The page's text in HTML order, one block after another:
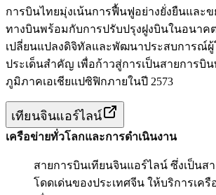
การบินไทยมุ่งเน้นการฟื้นฟูอย่างยั่งยืนและข
ทางบินพร้อมกับการปรับปรุงฝูงบินในอนาค
เปลี่ยนแปลงดิจิทัลและพัฒนาประสบการณ์ผู้
ประเด็นสำคัญ เพื่อก้าวสู่การเป็นสายการบิ
ภูมิภาคเอเชียแปซิฟิกภายในปี 2573
เทียนจินแอร์ไลน์
เครือข่ายทั่วโลกและการดำเนินงาน
สายการบินเทียนจินแอร์ไลน์ ซึ่งเป็น
โดดเด่นของประเทศจีน ให้บริการเค